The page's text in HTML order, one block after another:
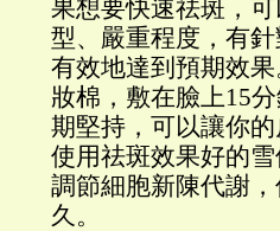
果想要快速祛斑，
型、嚴重程度，有
有效地達到預期效
妝棉，敷在臉上15
期堅持，可以讓你
使用祛斑效果好的
調節細胞新陳代謝
久。